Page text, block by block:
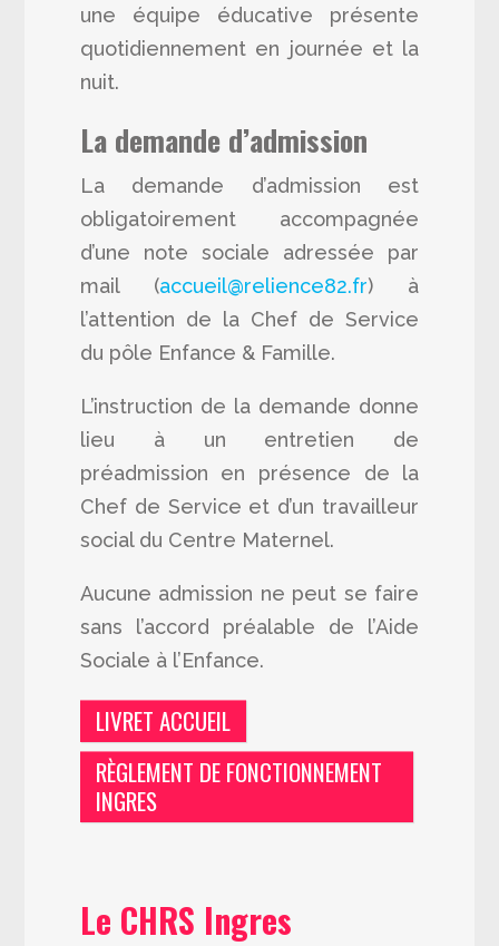
une équipe éducative présente
quotidiennement en journée et la
nuit.
La demande d’admission
La demande d’admission est
obligatoirement accompagnée
d’une note sociale adressée par
mail (accueil@relience82.fr) à
l’attention de la Chef de Service
du pôle Enfance & Famille.
L’instruction de la demande donne
lieu à un entretien de
préadmission en présence de la
Chef de Service et d’un travailleur
social du Centre Maternel.
Aucune admission ne peut se faire
sans l’accord préalable de l’Aide
Sociale à l’Enfance.
LIVRET ACCUEIL
RÈGLEMENT DE FONCTIONNEMENT
INGRES
Le CHRS Ingres